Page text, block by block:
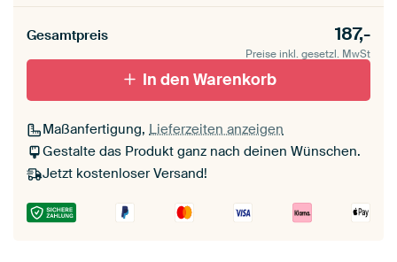
Gesamtpreis 187,-
Preise inkl. gesetzl. MwSt
In den Warenkorb
Maßanfertigung, Lieferzeiten anzeigen
Gestalte das Produkt ganz nach deinen Wünschen.
Jetzt kostenloser Versand!